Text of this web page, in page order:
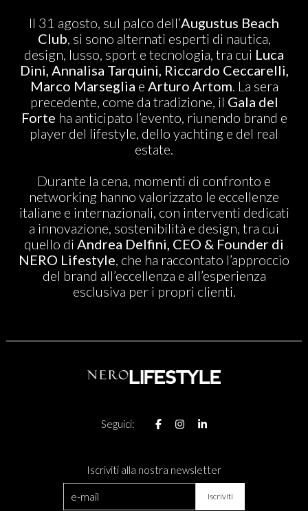
Il 31 agosto, sul palco dell’Augustus Beach
Club, si sono alternati esperti di nautica,
design, lusso, sport e tecnologia, tra cui Luca
Dini, Annalisa Tarquini, Riccardo Ceccarelli,
Marco Marseglia e Arturo Artom. La sera
precedente, come da tradizione, il Gala del
Forte ha anticipato l’evento, riunendo brand e
player del lifestyle, dello yachting e del real
estate.
Durante la cena, momenti di confronto e
networking hanno valorizzato le eccellenze
italiane e internazionali, con interventi dedicati
a innovazione, sostenibilità e design, tra cui
quello di Andrea Delfini, CEO & Founder di
NERO Lifestyle, che ha raccontato l’approccio
del brand all’eccellenza e all’esperienza
esclusiva per i propri clienti.
Seguici:
Iscriviti alla nostra newsletter